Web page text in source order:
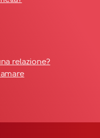
relazione?